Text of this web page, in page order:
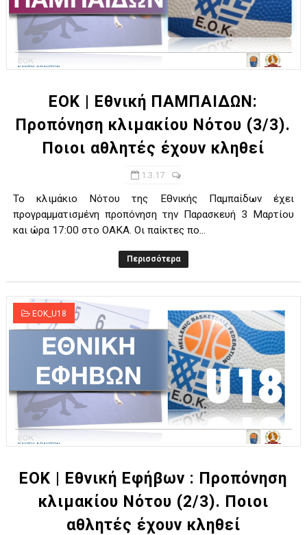
ΕΟΚ | Εθνική ΠΑΜΠΑΙΔΩΝ:
Προπόνηση κλιμακίου Νότου (3/3).
Ποιοι αθλητές έχουν κληθεί
1.3.17
Το κλιμάκιο Νότου της Εθνικής Παμπαίδων έχει
προγραμματισμένη προπόνηση την Παρασκευή 3 Μαρτίου
και ώρα 17:00 στο ΟΑΚΑ. Οι παίκτες πο...
Περισσότερα
EOK_U18
ΕΟΚ | Εθνική Εφήβων : Προπόνηση
κλιμακίου Νότου (2/3). Ποιοι
αθλητές έχουν κληθεί